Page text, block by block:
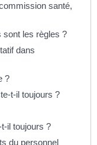
santé,
sont les règles ?
dans
?
t-il toujours ?
il toujours ?
du personnel